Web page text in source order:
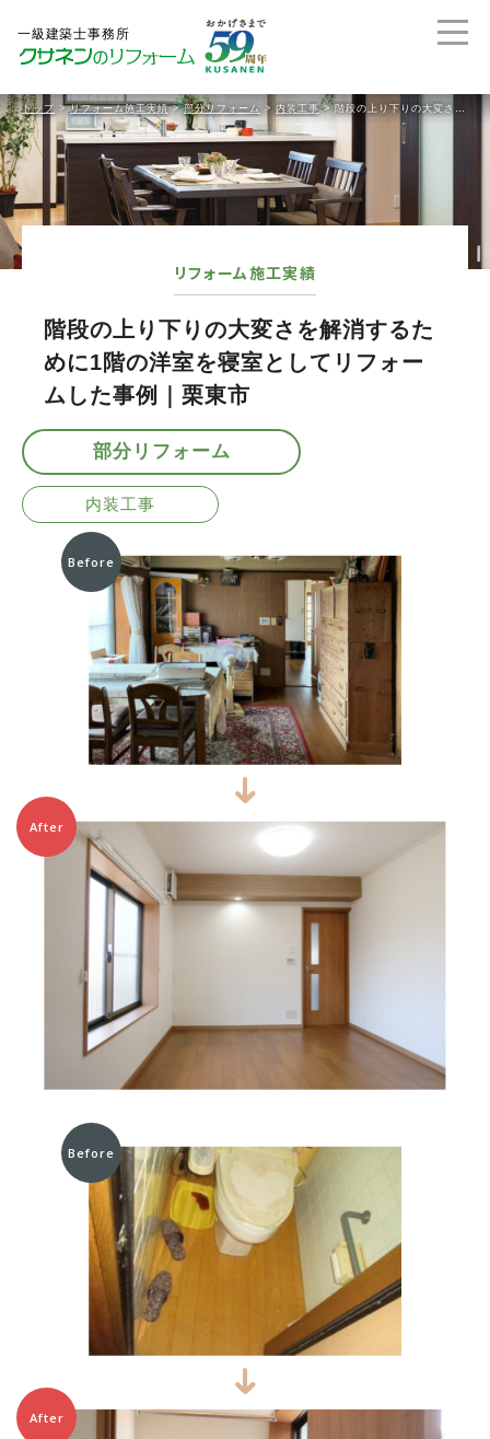
トップ >リフォーム施工実績>部分リフォーム > 内装工事>階段の上り下りの大変さを解消するために1階の洋室を寝室としてリフォームした事例｜栗東市
リフォーム施工実績
階段の上り下りの大変さを解消するた
めに1階の洋室を寝室としてリフォー
ムした事例｜栗東市
部分リフォーム
内装工事
Before
After
Before
After